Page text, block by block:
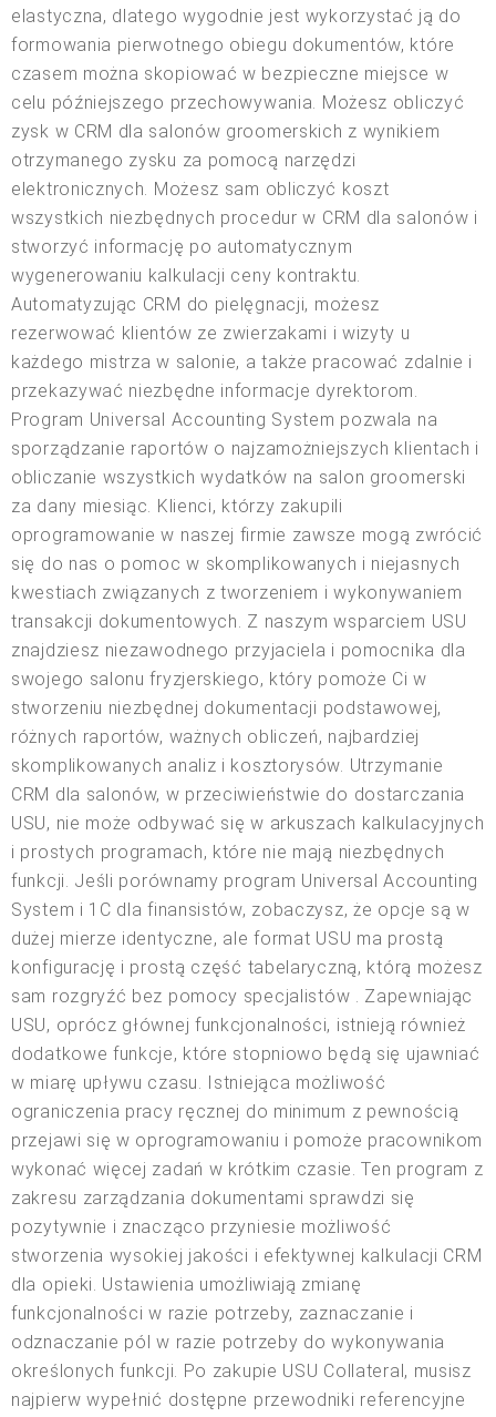
elastyczna, dlatego wygodnie jest wykorzystać ją do
formowania pierwotnego obiegu dokumentów, które
czasem można skopiować w bezpieczne miejsce w
celu późniejszego przechowywania. Możesz obliczyć
zysk w CRM dla salonów groomerskich z wynikiem
otrzymanego zysku za pomocą narzędzi
elektronicznych. Możesz sam obliczyć koszt
wszystkich niezbędnych procedur w CRM dla salonów i
stworzyć informację po automatycznym
wygenerowaniu kalkulacji ceny kontraktu.
Automatyzując CRM do pielęgnacji, możesz
rezerwować klientów ze zwierzakami i wizyty u
każdego mistrza w salonie, a także pracować zdalnie i
przekazywać niezbędne informacje dyrektorom.
Program Universal Accounting System pozwala na
sporządzanie raportów o najzamożniejszych klientach i
obliczanie wszystkich wydatków na salon groomerski
za dany miesiąc. Klienci, którzy zakupili
oprogramowanie w naszej firmie zawsze mogą zwrócić
się do nas o pomoc w skomplikowanych i niejasnych
kwestiach związanych z tworzeniem i wykonywaniem
transakcji dokumentowych. Z naszym wsparciem USU
znajdziesz niezawodnego przyjaciela i pomocnika dla
swojego salonu fryzjerskiego, który pomoże Ci w
stworzeniu niezbędnej dokumentacji podstawowej,
różnych raportów, ważnych obliczeń, najbardziej
skomplikowanych analiz i kosztorysów. Utrzymanie
CRM dla salonów, w przeciwieństwie do dostarczania
USU, nie może odbywać się w arkuszach kalkulacyjnych
i prostych programach, które nie mają niezbędnych
funkcji. Jeśli porównamy program Universal Accounting
System i 1C dla finansistów, zobaczysz, że opcje są w
dużej mierze identyczne, ale format USU ma prostą
konfigurację i prostą część tabelaryczną, którą możesz
sam rozgryźć bez pomocy specjalistów . Zapewniając
USU, oprócz głównej funkcjonalności, istnieją również
dodatkowe funkcje, które stopniowo będą się ujawniać
w miarę upływu czasu. Istniejąca możliwość
ograniczenia pracy ręcznej do minimum z pewnością
przejawi się w oprogramowaniu i pomoże pracownikom
wykonać więcej zadań w krótkim czasie. Ten program z
zakresu zarządzania dokumentami sprawdzi się
pozytywnie i znacząco przyniesie możliwość
stworzenia wysokiej jakości i efektywnej kalkulacji CRM
dla opieki. Ustawienia umożliwiają zmianę
funkcjonalności w razie potrzeby, zaznaczanie i
odznaczanie pól w razie potrzeby do wykonywania
określonych funkcji. Po zakupie USU Collateral, musisz
najpierw wypełnić dostępne przewodniki referencyjne